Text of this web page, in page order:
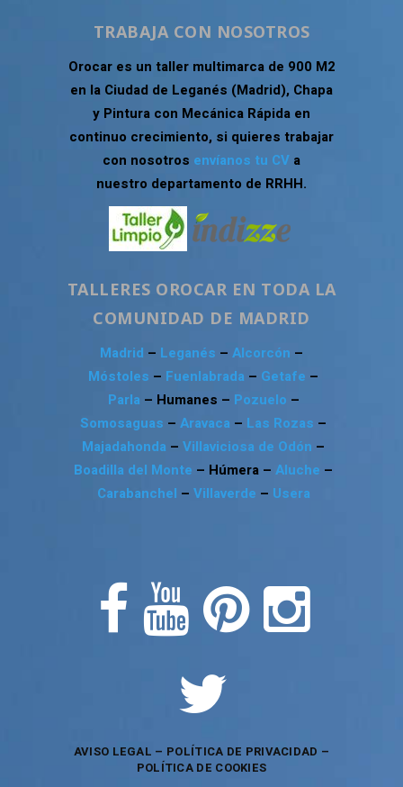
TRABAJA CON NOSOTROS
Orocar es un taller multimarca de 900 M2
en la Ciudad de Leganés (Madrid), Chapa
y Pintura con Mecánica Rápida en
continuo crecimiento, si quieres trabajar
con nosotros envíanos tu CV a
nuestro departamento de RRHH.
TALLERES OROCAR EN TODA LA
COMUNIDAD DE MADRID
Madrid – Leganés – Alcorcón –
Móstoles – Fuenlabrada – Getafe –
Parla – Humanes – Pozuelo –
Somosaguas – Aravaca – Las Rozas –
Majadahonda – Villaviciosa de Odón –
Boadilla del Monte – Húmera – Aluche –
Carabanchel – Villaverde – Usera
AVISO LEGAL – POLÍTICA DE PRIVACIDAD –
POLÍTICA DE COOKIES